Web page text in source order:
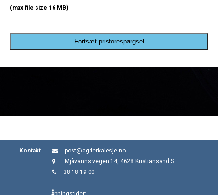
(max file size 16 MB)
Fortsæt prisforespørgsel
Kontakt
post@agderkalesje.no
Mjåvanns vegen 14, 4628 Kristiansand S
38 18 19 00
Åpningstider: